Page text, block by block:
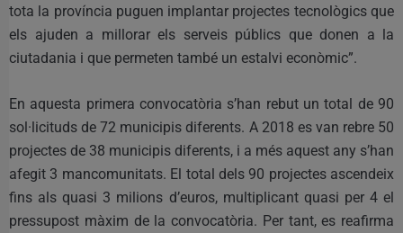
tota la província puguen implantar projectes tecnològics que
els ajuden a millorar els serveis públics que donen a la
ciutadania i que permeten també un estalvi econòmic”.
En aquesta primera convocatòria s’han rebut un total de 90
sol·licituds de 72 municipis diferents. A 2018 es van rebre 50
projectes de 38 municipis diferents, i a més aquest any s’han
afegit 3 mancomunitats. El total dels 90 projectes ascendeix
fins als quasi 3 milions d’euros, multiplicant quasi per 4 el
pressupost màxim de la convocatòria. Per tant, es reafirma